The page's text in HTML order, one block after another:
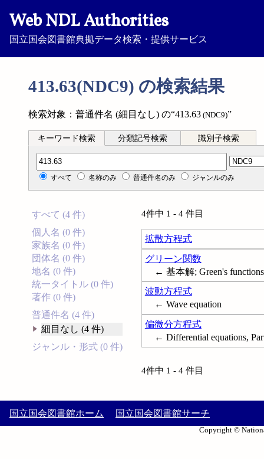
Web NDL Authorities
国立国会図書館典拠データ検索・提供サービス
413.63(NDC9) の検索結果
検索対象：普通件名 (細目なし) の“413.63 (NDC9)”
キーワード検索 分類記号検索 識別子検索
分類記号検索
すべて 名称のみ 普通件名のみ ジャンルのみ
すべて (4 件)
個人名 (0 件)
家族名 (0 件)
団体名 (0 件)
地名 (0 件)
統一タイトル (0 件)
著作 (0 件)
普通件名 (4 件)
細目なし (4 件)
ジャンル・形式 (0 件)
4件中 1 - 4 件目
拡散方程式
グリーン関数
← 基本解; Green's functions
波動方程式
← Wave equation
偏微分方程式
← Differential equations,
4件中 1 - 4 件目
国立国会図書館ホーム 国立国会図書館サーチ
Copyright ©